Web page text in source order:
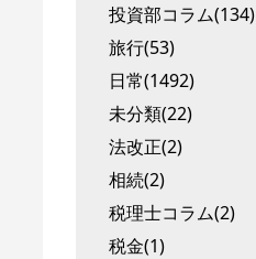
投資部コラム(134)
旅行(53)
日常(1492)
未分類(22)
法改正(2)
相続(2)
税理士コラム(2)
税金(1)